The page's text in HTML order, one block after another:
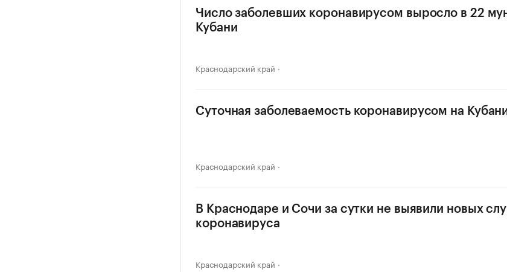
Число заболевших коронавирусом выросло в 22
Кубани
Краснодарский край
Суточная заболеваемость коронавирусом на
Краснодарский край
В Краснодаре и Сочи за сутки не выявили новых
коронавируса
Краснодарский край